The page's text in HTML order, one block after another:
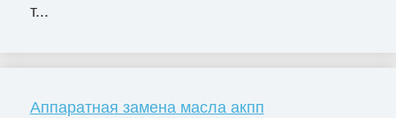
т...
Аппаратная замена масла акпп